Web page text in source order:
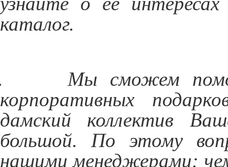
каталог.
Мы сможем
корпоративных
дамский коллектив
большой. По этому
нашими менеджерами: